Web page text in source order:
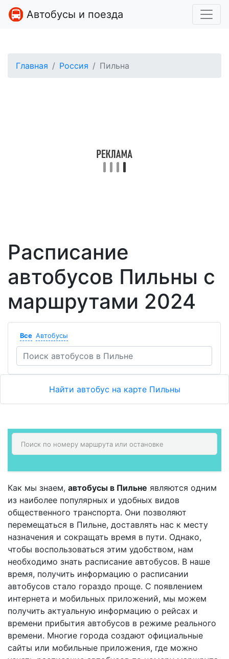
Автобусы и поезда
Главная Россия Пильна
Расписание
автобусов Пильны с
маршрутами 2024
Все Автобусы
Найти автобус на карте Пильны
Как мы знаем, автобусы в Пильне являются одним
из наиболее популярных и удобных видов
общественного транспорта. Они позволяют
перемещаться в Пильне, доставлять нас к месту
назначения и сокращать время в пути. Однако,
чтобы воспользоваться этим удобством, нам
необходимо знать расписание автобусов. В наше
время, получить информацию о расписании
автобусов стало гораздо проще. С появлением
интернета и мобильных приложений, мы можем
получить актуальную информацию о рейсах и
времени прибытия автобусов в режиме реального
времени. Многие города создают официальные
сайты или мобильные приложения, где можно